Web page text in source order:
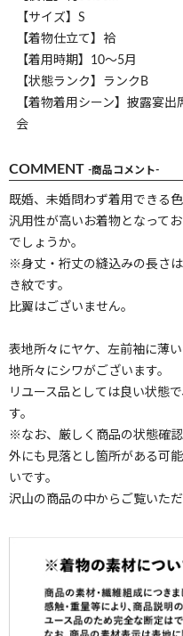
【サイズ】S
【着物仕立て】袷
【着用時期】10～5月
【状態ランク】ランクB
【着物着用シーン】披露宴
会
COMMENT -商品コメント-
既婚、未婚問わず着用できる
汎用性が高いお着物となって
でしょうか。
※身丈・裄丈の縫込みの長さ
き紋です。
比翼はございません。
表地所々にヤケ、左前袖に薄
地所々にシワがございます。
リユース品としては良い状態
す。
※なお、厳しく商品の状態確
外にも見落とし箇所がある可
いです。
沢山の商品の中からご覧いた